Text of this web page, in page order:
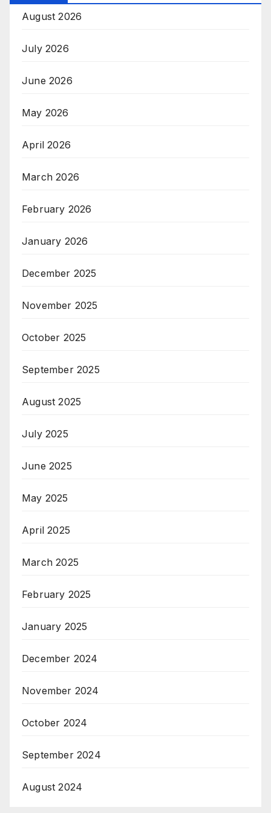
August 2026
July 2026
June 2026
May 2026
April 2026
March 2026
February 2026
January 2026
December 2025
November 2025
October 2025
September 2025
August 2025
July 2025
June 2025
May 2025
April 2025
March 2025
February 2025
January 2025
December 2024
November 2024
October 2024
September 2024
August 2024